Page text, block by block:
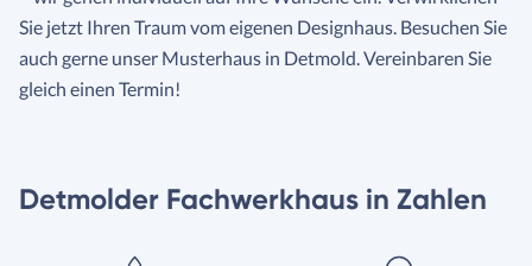
Sie jetzt Ihren Traum vom eigenen Designhaus. Besuchen Sie
auch gerne unser Musterhaus in Detmold. Vereinbaren Sie
gleich einen Termin!
Detmolder Fachwerkhaus in Zahlen